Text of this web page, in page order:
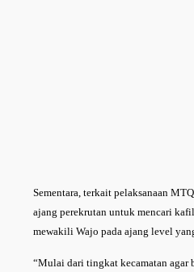
Sementara, terkait pelaksanaan
ajang perekrutan untuk mencari
mewakili Wajo pada ajang level
“Mulai dari tingkat kecamatan agar